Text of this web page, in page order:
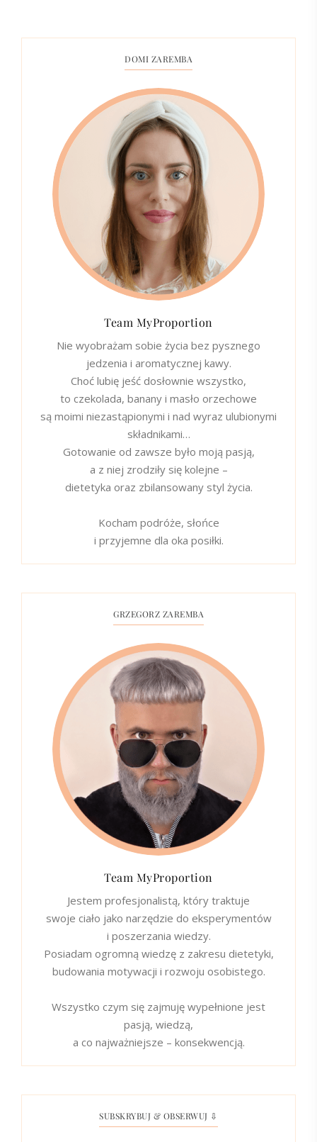
DOMI ZAREMBA
Team MyProportion
Nie wyobrażam sobie życia bez pysznego
jedzenia i aromatycznej kawy.
Choć lubię jeść dosłownie wszystko,
to czekolada, banany i masło orzechowe
są moimi niezastąpionymi i nad wyraz ulubionymi
składnikami…
Gotowanie od zawsze było moją pasją,
a z niej zrodziły się kolejne –
dietetyka oraz zbilansowany styl życia.
Kocham podróże, słońce
i przyjemne dla oka posiłki.
GRZEGORZ ZAREMBA
Team MyProportion
Jestem profesjonalistą, który traktuje
swoje ciało jako narzędzie do eksperymentów
i poszerzania wiedzy.
Posiadam ogromną wiedzę z zakresu dietetyki,
budowania motywacji i rozwoju osobistego.
Wszystko czym się zajmuję wypełnione jest
pasją, wiedzą,
a co najważniejsze – konsekwencją.
SUBSKRYBUJ & OBSERWUJ ⇩